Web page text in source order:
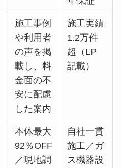
施工事例
や利用者
の声を掲
載し、料
金面の不
安に配慮
した案内
施工実績
1.2万件
超（LP
記載）
本体最大
92％OFF
／現地調
自社一貫
施工／ガ
ス機器設